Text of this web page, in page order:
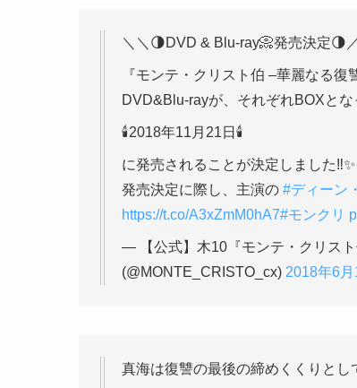
＼＼🌗DVD & Blu-ray📀発売決定🌗
『モンテ・クリスト伯 –華麗なる復
DVD&Blu-rayが、それぞれBOXとな
🕯2018年11月21日🕯
に発売されることが決定しました‼️✨
発売決定に際し、主演の #ディーン
https://t.co/A3xZmM0hA7#モンクリ
— 【公式】木10『モンテ・クリス
(@MONTE_CRISTO_cx) 2018年6月
真海は復讐の最後の締めくくりとし